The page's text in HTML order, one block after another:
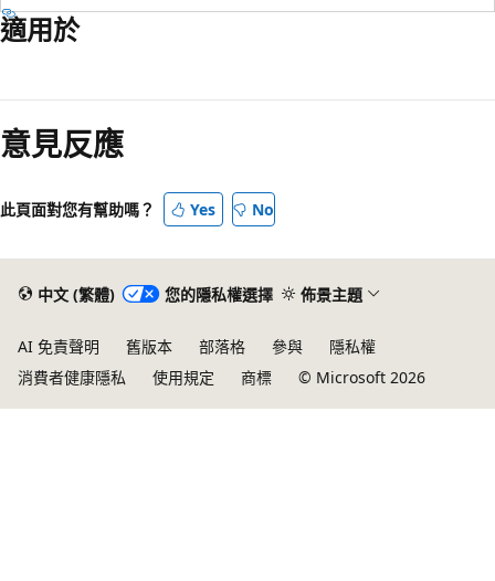
適用於
讀
模
已
用
意見反應
此頁面對您有幫助嗎？ Yes No
中文 (繁體) 您的隱私權選擇 佈景主題
AI 免責聲明 舊版本 部落格 參與
隱私權
消費者健康隱私
使用規定 商標 © Microsoft 2026